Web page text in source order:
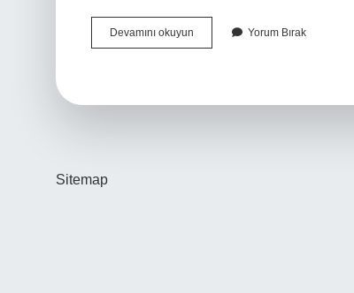
Devamını okuyun
Ortaylı
Yorum Bırak
Sitemap